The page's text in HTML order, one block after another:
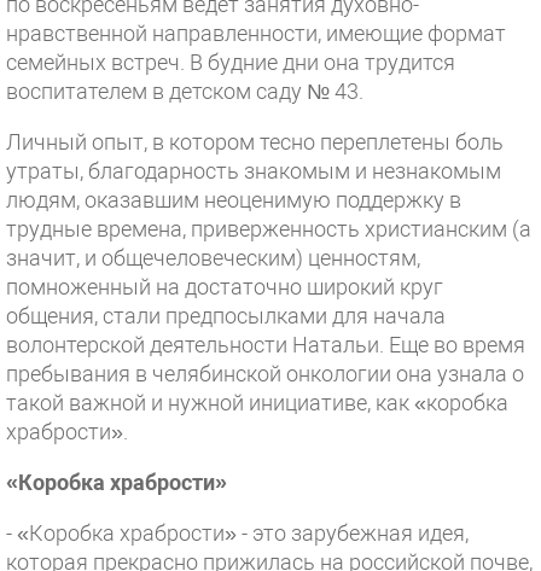
нравственной направленности, имеющие формат
семейных встреч. В будние дни она трудится
воспитателем в детском саду № 43.
Личный опыт, в котором тесно переплетены боль
утраты, благодарность знакомым и незнакомым
людям, оказавшим неоценимую поддержку в
трудные времена, приверженность христианским (а
значит, и общечеловеческим) ценностям,
помноженный на достаточно широкий круг
общения, стали предпосылками для начала
волонтерской деятельности Натальи. Еще во время
пребывания в челябинской онкологии она узнала о
такой важной и нужной инициативе, как «коробка
храбрости».
«Коробка храбрости»
- «Коробка храбрости» - это зарубежная идея,
которая прекрасно прижилась на российской почве,